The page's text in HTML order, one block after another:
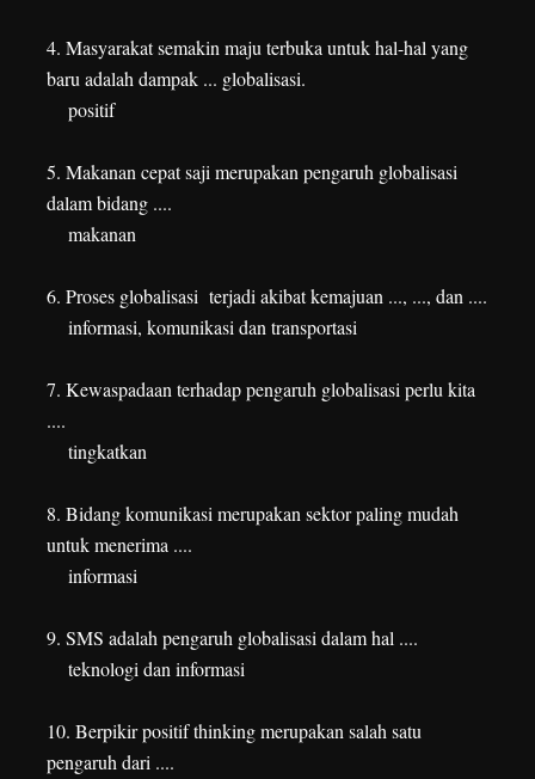
4. Masyarakat semakin maju terbuka untuk hal-hal yang
baru adalah dampak ... globalisasi.
positif
5. Makanan cepat saji merupakan pengaruh globalisasi
dalam bidang ....
makanan
6. Proses globalisasi terjadi akibat kemajuan ..., ..., dan ....
informasi, komunikasi dan transportasi
7. Kewaspadaan terhadap pengaruh globalisasi perlu kita
....
tingkatkan
8. Bidang komunikasi merupakan sektor paling mudah
untuk menerima ....
informasi
9. SMS adalah pengaruh globalisasi dalam hal ....
teknologi dan informasi
10. Berpikir positif thinking merupakan salah satu
pengaruh dari ....